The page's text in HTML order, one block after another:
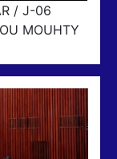
/ J-06
MOUHTY